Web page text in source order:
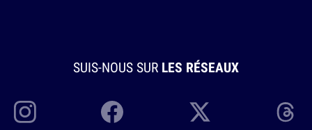
SUIS-NOUS SUR LES RÉSEAUX